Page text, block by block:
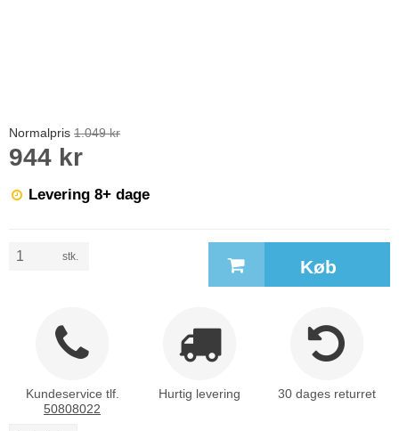
Normalpris 1.049 kr
944 kr
Levering 8+ dage
stk. Køb
Kundeservice tlf.
50808022
Hurtig levering 30 dages returret